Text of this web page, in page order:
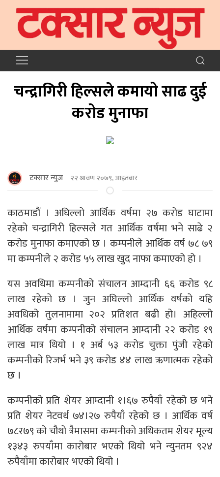
चन्द्रागिरी हिल्सले कमायो साढ दुई
करोड मुनाफा
टक्सार न्युज २२ श्रावण २०७९, आइतबार
काठमाडौं । अघिल्लो आर्थिक वर्षमा २७ करोड घाटामा
रहेको चन्द्रागिरी हिल्सले गत आर्थिक वर्षमा भने साढे २
करोड मुनाफा कमाएको छ । कम्पनीले आर्थिक वर्ष ७८ ७९
मा कम्पनीले २ करोड ५५ लाख खुद नाफा कमाएको हो ।
यस अवधिमा कम्पनीको संचालन आम्दानी ६६ करोड ९८
लाख रहेको छ । जुन अघिल्लो आर्थिक वर्षको यहि
अवधिको तुलनामामा २०२ प्रतिशत बढी हो। अहिल्लो
आर्थिक वर्षमा कम्पनीको संचालन आम्दानी २२ करोड १९
लाख मात्र थियो । १ अर्ब ५३ करोड चुक्ता पुंजी रहेको
कम्पनीको रिजर्भ भने ३९ करोड ४४ लाख ऋणात्मक रहेको
छ ।
कम्पनीको प्रति शेयर आम्दानी १।६७ रुपैयाँ रहेको छ भने
प्रति शेयर नेटवर्थ ७४।२७ रुपैयाँ रहेको छ । आर्थिक वर्ष
७८र७९ को चौथो त्रैमासमा कम्पनीको अधिकतम शेयर मूल्य
१३४३ रुपयाँमा कारोबार भएको थियो भने न्युनतम ९२४
रुपैयाँमा कारोबार भएको थियो ।